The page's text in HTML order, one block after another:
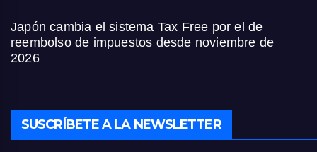
Japón cambia el sistema Tax Free por el de
reembolso de impuestos desde noviembre de
2026
SUSCRÍBETE A LA NEWSLETTER